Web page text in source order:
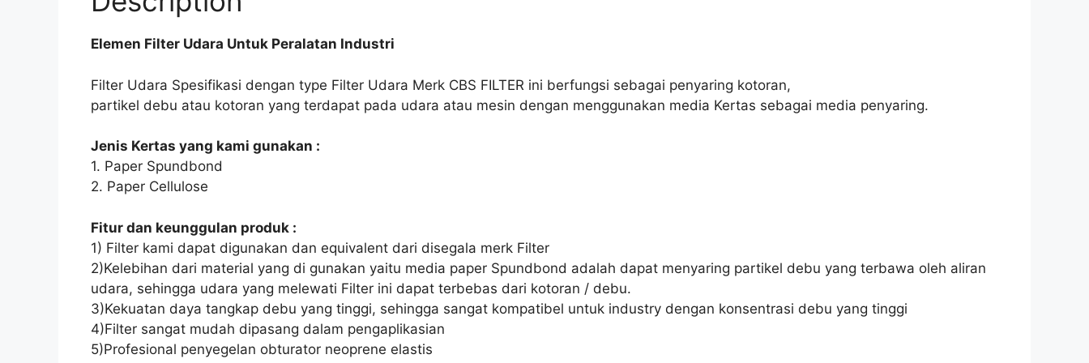
Elemen Filter Udara Untuk Peralatan Industri
Filter Udara Spesifikasi dengan type Filter Udara Merk CBS FILTER ini berfungsi sebagai penyaring kotoran,
partikel debu atau kotoran yang terdapat pada udara atau mesin dengan menggunakan media Kertas sebagai media penyaring.
Jenis Kertas yang kami gunakan :
1. Paper Spundbond
2. Paper Cellulose
Fitur dan keunggulan produk :
1) Filter kami dapat digunakan dan equivalent dari disegala merk Filter
2)Kelebihan dari material yang di gunakan yaitu media paper Spundbond adalah dapat menyaring partikel debu yang terbawa oleh aliran
udara, sehingga udara yang melewati Filter ini dapat terbebas dari kotoran / debu.
3)Kekuatan daya tangkap debu yang tinggi, sehingga sangat kompatibel untuk industry dengan konsentrasi debu yang tinggi
4)Filter sangat mudah dipasang dalam pengaplikasian
5)Profesional penyegelan obturator neoprene elastis